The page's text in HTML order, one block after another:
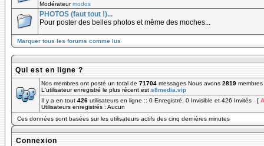
Modérateurmodos
PHOTOS (faut tout !)...
Pour poster des belles photos et même des moches...
Marquer tous les forums comme lus
Qui est en ligne ?
Nos membres ont posté un total de 71704 messages Nous avons 2819
L'utilisateur enregistré le plus récent est s8media.vip
Il y a en tout 426 utilisateurs en ligne :: 0 Enregistré, 0 Invisible et 426 Invités [
Utilisateurs enregistrés : Aucun
Ces données sont basées sur les utilisateurs actifs des cinq dernières minutes
Connexion